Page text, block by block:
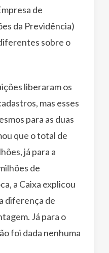
de
da Previdência)
sobre o
liberaram os
mas esses
para as duas
que o total de
já para a
de
a Caixa explicou
diferença de
Já para o
foi dada nenhuma